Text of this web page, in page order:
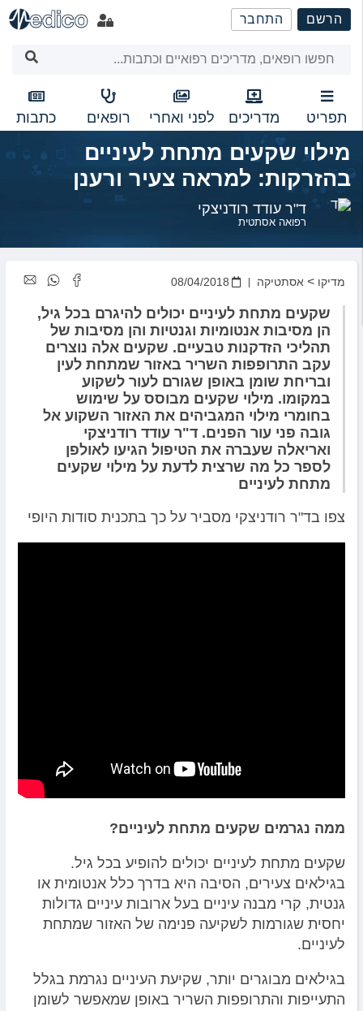
שִׂים
לֵב:
מַעֲרֶכֶת
נָגִישׁ
בִּקְלִיק
הַמְּסַיַּעַת
לִנְגִישׁוּת
הָאֲתָר.
הרשם התחבר
תפריט מדריכים לפני ואחרי רופאים כתבות
מילוי שקעים מתחת לעיניים
בהזרקות: למראה צעיר ורענן
ד"ר עודד רודניצקי
רפואה אסתטית
מדיקו > אסתטיקה 08/04/2018
שקעים מתחת לעיניים יכולים להיגרם בכל גיל,
הן מסיבות אנטומיות וגנטיות והן מסיבות של
תהליכי הזדקנות טבעיים. שקעים אלה נוצרים
עקב התרופפות השריר באזור שמתחת לעין
ובריחת שומן באופן שגורם לעור לשקוע
במקומו. מילוי שקעים מבוסס על שימוש
בחומרי מילוי המגביהים את האזור השקוע אל
גובה פני עור הפנים. ד"ר עודד רודניצקי
ואריאלה שעברה את הטיפול הגיעו לאולפן
לספר כל מה שרצית לדעת על מילוי שקעים
מתחת לעיניים
צפו בד"ר רודניצקי מסביר על כך בתכנית סודות היופי
ממה נגרמים שקעים מתחת לעיניים?
שקעים מתחת לעיניים יכולים להופיע בכל גיל.
בגילאים צעירים, הסיבה היא בדרך כלל אנטומית או
גנטית, קרי מבנה עיניים בעל ארובות עיניים גדולות
יחסית שגורמות לשקיעה פנימה של האזור שמתחת
לעיניים.
בגילאים מבוגרים יותר, שקיעת העיניים נגרמת בגלל
התעייפות והתרופפות השריר באופן שמאפשר לשומן